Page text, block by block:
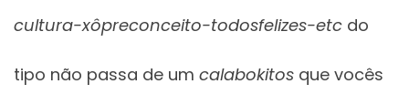
cultura-xôpreconceito-todosfelizes-etc do
tipo não passa de um calabokitos que vocês